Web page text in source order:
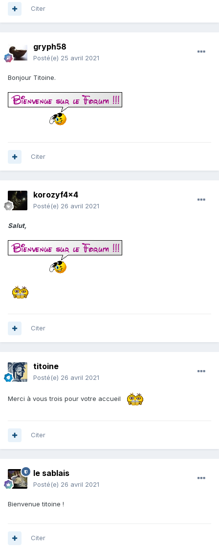
Citer
gryph58
Posté(e) 25 avril 2021
Bonjour Titoine.
Citer
korozyf4x4
Posté(e) 26 avril 2021
Salut,
Citer
titoine
Posté(e) 26 avril 2021
Merci à vous trois pour votre accueil
Citer
le sablais
Posté(e) 26 avril 2021
Bienvenue titoine !
Citer